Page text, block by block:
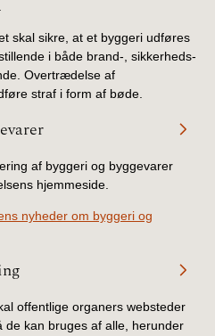
skal sikre, at et byggeri udføres
i både brand-, sikkerheds-
Overtrædelse af
straf i form af bøde.
af byggeri og byggevarer
hjemmeside.
nyheder om byggeri og
offentlige organers websteder
kan bruges af alle, herunder